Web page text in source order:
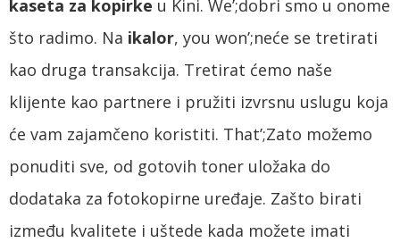
kaseta za kopirke u Kini. We’;dobri smo u onome
što radimo. Na ikalor, you won’;neće se tretirati
kao druga transakcija. Tretirat ćemo naše
klijente kao partnere i pružiti izvrsnu uslugu koja
će vam zajamčeno koristiti. That’;Zato možemo
ponuditi sve, od gotovih toner uložaka do
dodataka za fotokopirne uređaje. Zašto birati
između kvalitete i uštede kada možete imati